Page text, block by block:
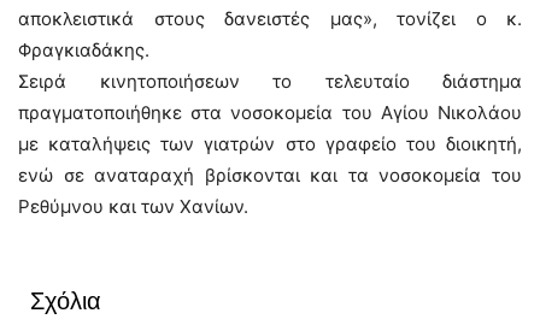
αποκλειστικά στους δανειστές μας», τονίζει ο κ.
Φραγκιαδάκης.
Σειρά κινητοποιήσεων το τελευταίο διάστημα
πραγματοποιήθηκε στα νοσοκομεία του Αγίου Νικολάου
με καταλήψεις των γιατρών στο γραφείο του διοικητή,
ενώ σε αναταραχή βρίσκονται και τα νοσοκομεία του
Ρεθύμνου και των Χανίων.
Σχόλια